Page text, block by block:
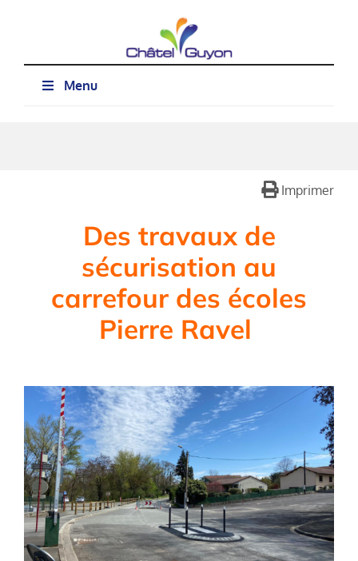
Menu
Imprimer
Des travaux de
sécurisation au
carrefour des écoles
Pierre Ravel